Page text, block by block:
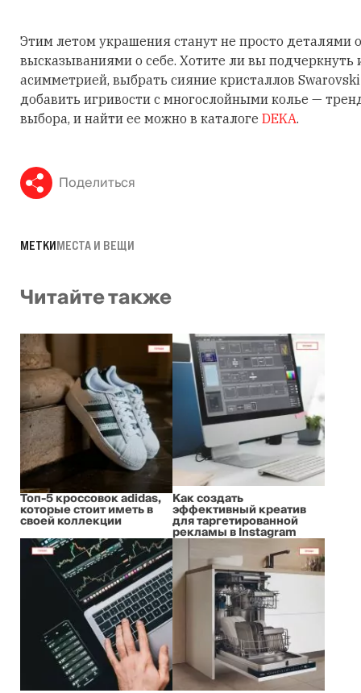
Этим летом украшения станут не просто деталями
высказываниями о себе. Хотите ли вы подчеркнуть
асимметрией, выбрать сияние кристаллов
добавить игривости с многослойными колье —
выбора, и найти ее можно в каталоге DEKA.
Поделиться
МЕТКИМЕСТА И ВЕЩИ
Читайте также
Топ-5 кроссовок adidas,
которые стоит иметь в
своей коллекции
Как создать
эффективный креатив
для таргетированной
рекламы в Instagram